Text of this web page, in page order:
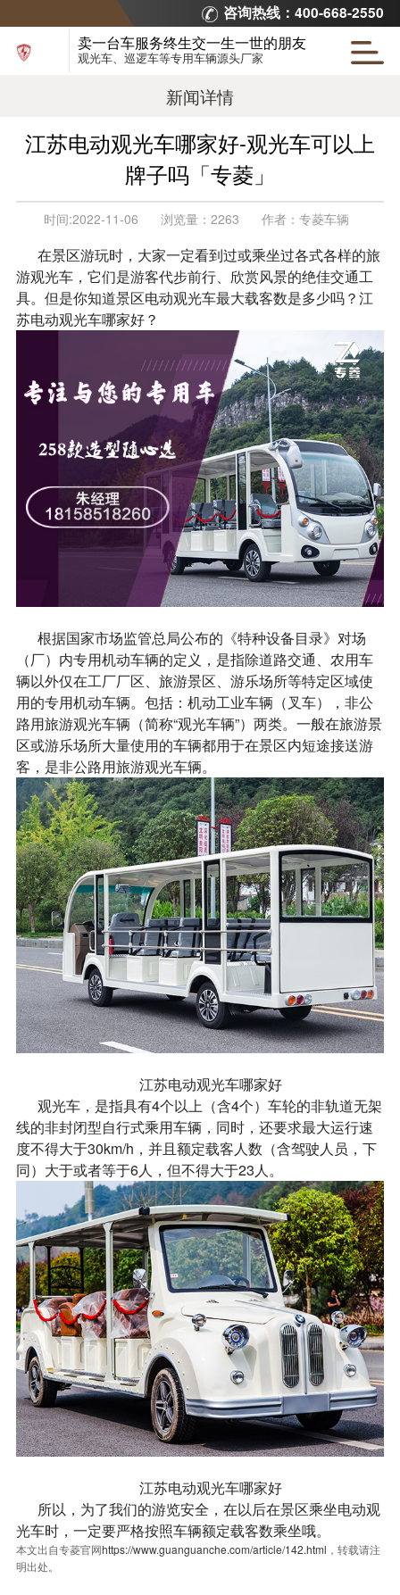
咨询热线：400-668-2550
卖一台车服务终生交一生一世的朋友
观光车、巡逻车等专用车辆源头厂家
新闻详情
江苏电动观光车哪家好-观光车可以上
牌子吗「专菱」
时间:2022-11-06 浏览量： 2263 作者： 专菱车辆
在景区游玩时，大家一定看到过或乘坐过各式各样的旅
游观光车，它们是游客代步前行、欣赏风景的绝佳交通工
具。但是你知道景区电动观光车最大载客数是多少吗？江
苏电动观光车哪家好？
根据国家市场监管总局公布的《特种设备目录》对场
（厂）内专用机动车辆的定义，是指除道路交通、农用车
辆以外仅在工厂厂区、旅游景区、游乐场所等特定区域使
用的专用机动车辆。包括：机动工业车辆（叉车），非公
路用旅游观光车辆（简称“观光车辆”）两类。一般在旅游景
区或游乐场所大量使用的车辆都用于在景区内短途接送游
客，是非公路用旅游观光车辆。
江苏电动观光车哪家好
观光车，是指具有4个以上（含4个）车轮的非轨道无架
线的非封闭型自行式乘用车辆，同时，还要求最大运行速
度不得大于30km/h，并且额定载客人数（含驾驶人员，下
同）大于或者等于6人，但不得大于23人。
江苏电动观光车哪家好
所以，为了我们的游览安全，在以后在景区乘坐电动观
光车时，一定要严格按照车辆额定载客数乘坐哦。
本文出自专菱官网https://www.guanguanche.com/article/142.html ，转载请注
明出处。